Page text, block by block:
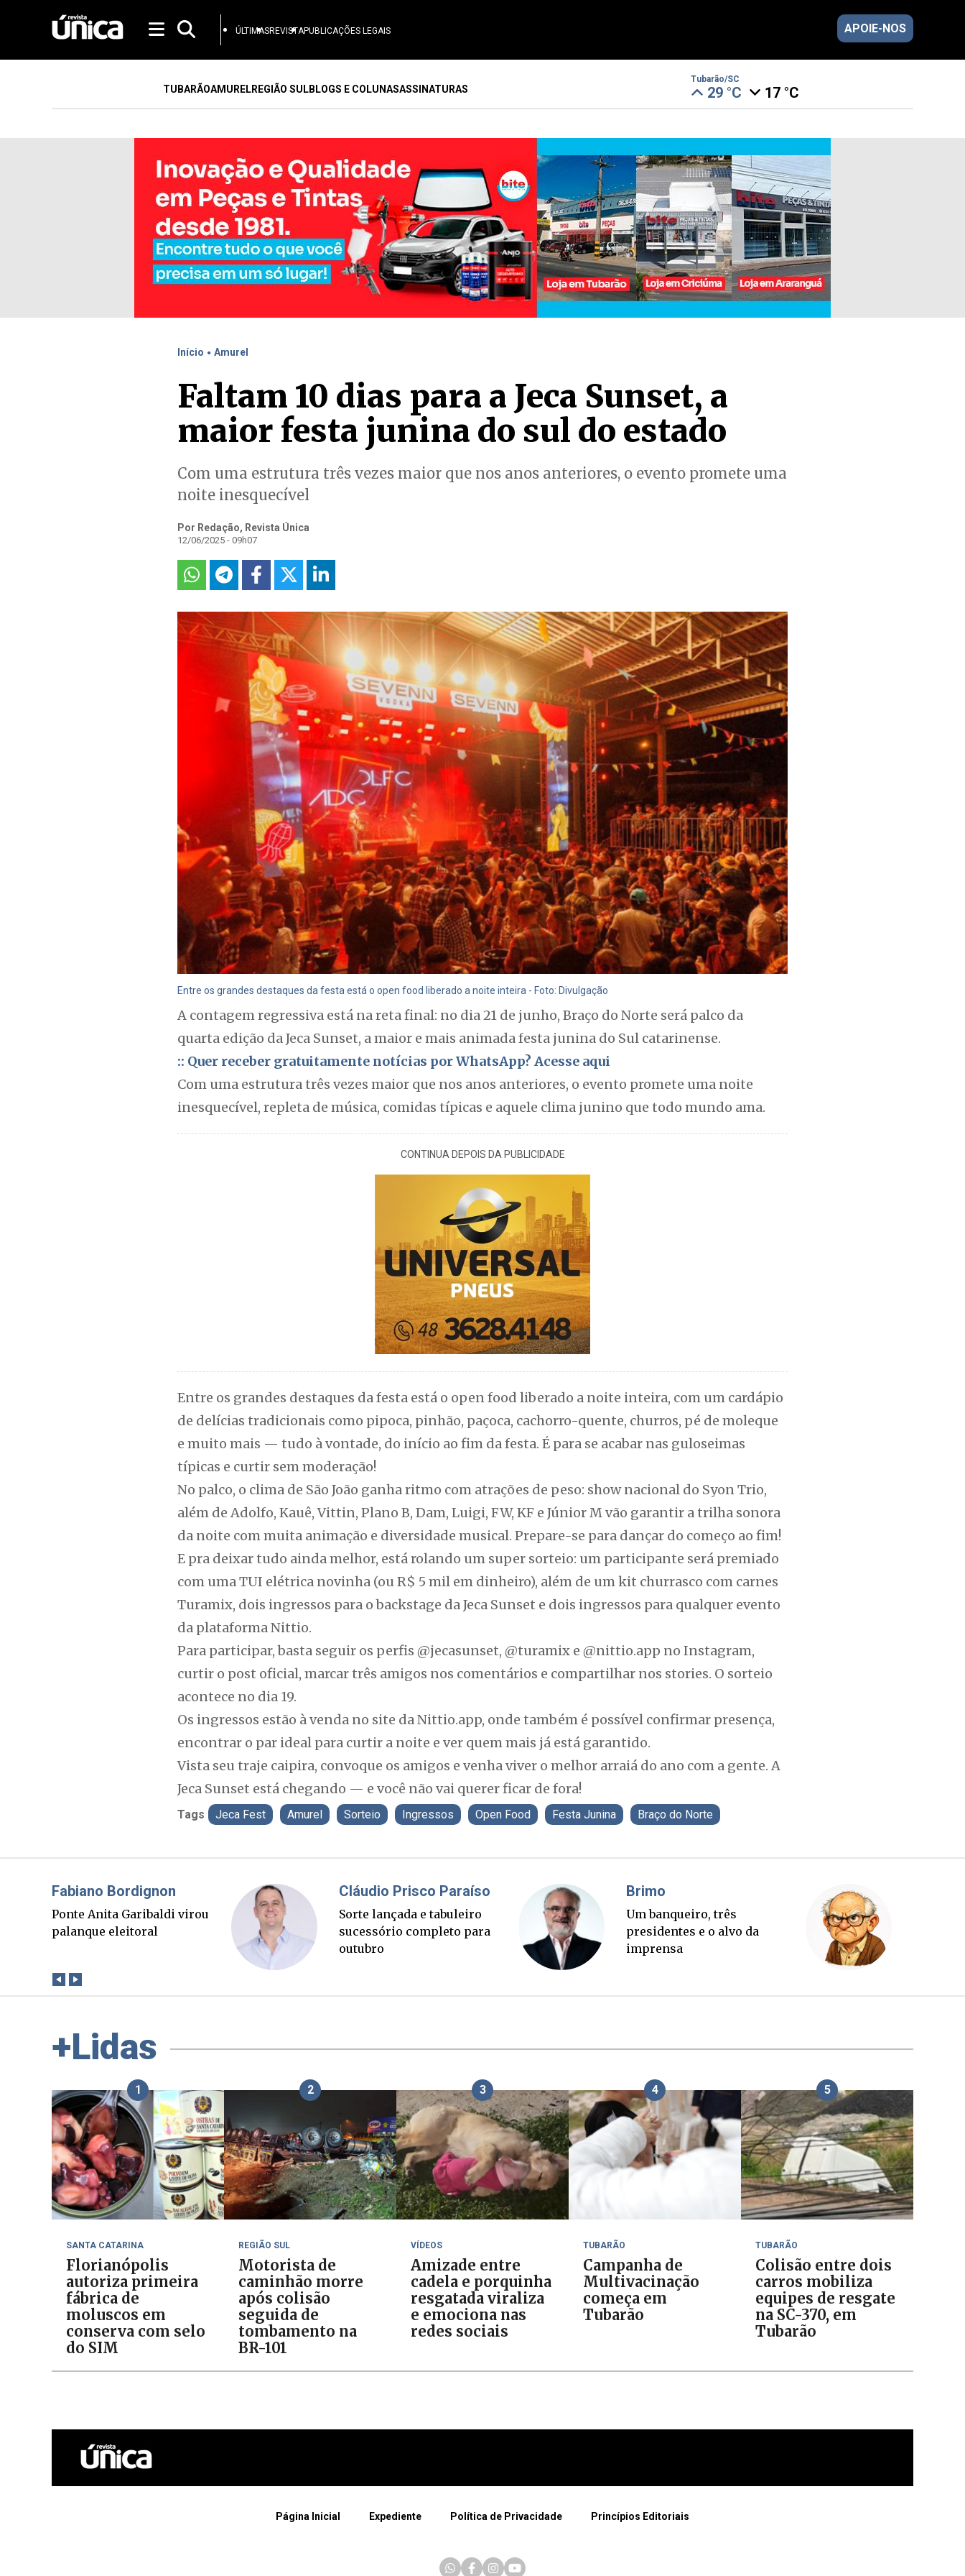
ÚLTIMASREVISTAPUBLICAÇÕES LEGAIS APOIE-NOS
TUBARÃOAMURELREGIÃO SULBLOGS E COLUNASASSINATURAS
Tubarão/SC
29 °C 17 °C
Início . Amurel
Faltam 10 dias para a Jeca Sunset, a
maior festa junina do sul do estado
Com uma estrutura três vezes maior que nos anos anteriores, o evento promete uma
noite inesquecível
Por Redação, Revista Única
12/06/2025 - 09h07
Entre os grandes destaques da festa está o open food liberado a noite inteira - Foto: Divulgação
A contagem regressiva está na reta final: no dia 21 de junho, Braço do Norte será palco da
quarta edição da Jeca Sunset, a maior e mais animada festa junina do Sul catarinense.
:: Quer receber gratuitamente notícias por WhatsApp? Acesse aqui
Com uma estrutura três vezes maior que nos anos anteriores, o evento promete uma noite
inesquecível, repleta de música, comidas típicas e aquele clima junino que todo mundo ama.
CONTINUA DEPOIS DA PUBLICIDADE
Entre os grandes destaques da festa está o open food liberado a noite inteira, com um cardápio
de delícias tradicionais como pipoca, pinhão, paçoca, cachorro-quente, churros, pé de moleque
e muito mais — tudo à vontade, do início ao fim da festa. É para se acabar nas guloseimas
típicas e curtir sem moderação!
No palco, o clima de São João ganha ritmo com atrações de peso: show nacional do Syon Trio,
além de Adolfo, Kauê, Vittin, Plano B, Dam, Luigi, FW, KF e Júnior M vão garantir a trilha sonora
da noite com muita animação e diversidade musical. Prepare-se para dançar do começo ao fim!
E pra deixar tudo ainda melhor, está rolando um super sorteio: um participante será premiado
com uma TUI elétrica novinha (ou R$ 5 mil em dinheiro), além de um kit churrasco com carnes
Turamix, dois ingressos para o backstage da Jeca Sunset e dois ingressos para qualquer evento
da plataforma Nittio.
Para participar, basta seguir os perfis @jecasunset, @turamix e @nittio.app no Instagram,
curtir o post oficial, marcar três amigos nos comentários e compartilhar nos stories. O sorteio
acontece no dia 19.
Os ingressos estão à venda no site da Nittio.app, onde também é possível confirmar presença,
encontrar o par ideal para curtir a noite e ver quem mais já está garantido.
Vista seu traje caipira, convoque os amigos e venha viver o melhor arraiá do ano com a gente. A
Jeca Sunset está chegando — e você não vai querer ficar de fora!
Tags Jeca Fest Amurel Sorteio Ingressos Open Food Festa Junina Braço do Norte
Misael Elias
O Boato corre mais rápido
que a verdade. Mas quem
Fabiano Bordignon
Ponte Anita Garibaldi virou
palanque eleitoral
Cláudio Prisco Paraíso
Sorte lançada e tabuleiro
sucessório completo para
outubro
+Lidas
1
SANTA CATARINA
Florianópolis
autoriza primeira
fábrica de
moluscos em
conserva com selo
do SIM
2
REGIÃO SUL
Motorista de
caminhão morre
após colisão
seguida de
tombamento na
BR-101
3
VÍDEOS
Amizade entre
cadela e porquinha
resgatada viraliza
e emociona nas
redes sociais
4
TUBARÃO
Campanha de
Multivacinação
começa em
Tubarão
5
TUBARÃO
Colisão entre dois
carros mobiliza
equipes de resgate
na SC-370, em
Tubarão
Página Inicial Expediente Política de Privacidade Princípios Editoriais